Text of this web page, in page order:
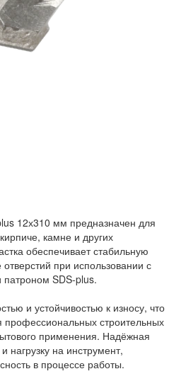
12х310 мм предназначен для
камне и других
обеспечивает стабильную
при использовании с
SDS-plus.
и устойчивостью к износу, что
строительных
применения. Надёжная
нагрузку на инструмент,
в процессе работы.